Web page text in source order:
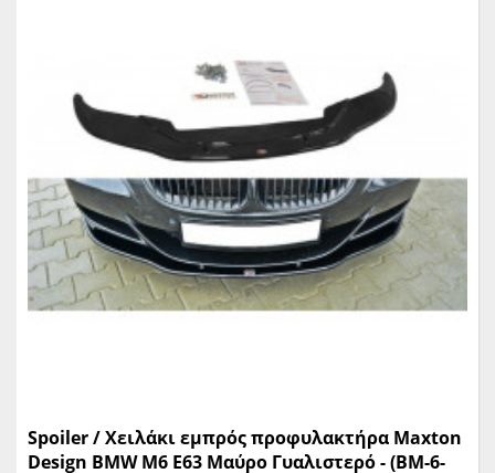
Spoiler / Χειλάκι εμπρός προφυλακτήρα Maxton
Design BMW M6 E63 Μαύρο Γυαλιστερό - (BM-6-